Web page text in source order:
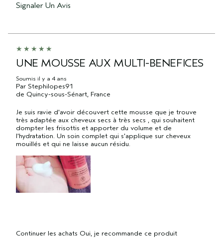
Signaler Un Avis
UNE MOUSSE AUX MULTI-BENEFICES
Soumis il y a 4 ans
Par Stephilopes91
de Quincy-sous-Sénart, France
Je suis ravie d'avoir découvert cette mousse que je trouve
très adaptée aux cheveux secs à très secs , qui souhaitent
dompter les frisottis et apporter du volume et de
l'hydratation. Un soin complet qui s'applique sur cheveux
mouillés et qui ne laisse aucun résidu.
Continuer les achats Oui, je recommande ce produit